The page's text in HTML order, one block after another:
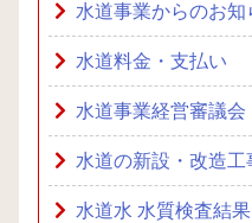
水道事業からのお
水道料金・支払い
水道事業経営審議会
水道の新設・改造工
水道水 水質検査結果